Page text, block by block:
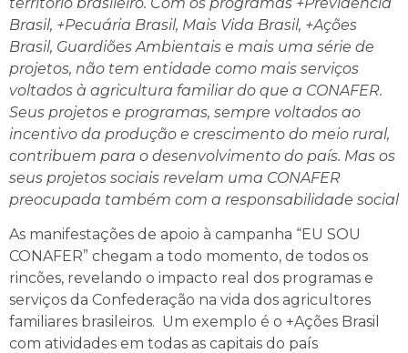
Brasil, +Pecuária Brasil, Mais Vida Brasil, +Ações
Brasil, Guardiões Ambientais e mais uma série de
projetos, não tem entidade como mais serviços
voltados à agricultura familiar do que a CONAFER.
Seus projetos e programas, sempre voltados ao
incentivo da produção e crescimento do meio rural,
contribuem para o desenvolvimento do país. Mas os
seus projetos sociais revelam uma CONAFER
preocupada também com a responsabilidade social
As manifestações de apoio à campanha “EU SOU
CONAFER” chegam a todo momento, de todos os
rincões, revelando o impacto real dos programas e
serviços da Confederação na vida dos agricultores
familiares brasileiros. Um exemplo é o +Ações Brasil
com atividades em todas as capitais do país